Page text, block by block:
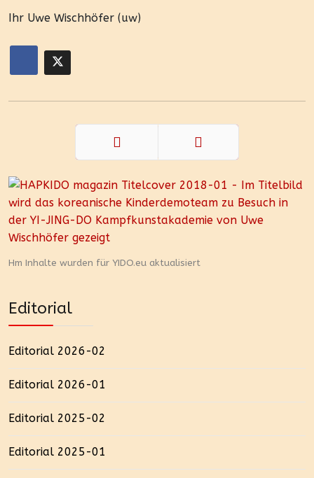
Ihr Uwe Wischhöfer (uw)
Hm Inhalte wurden für YIDO.eu aktualisiert
Editorial
Editorial 2026-02
Editorial 2026-01
Editorial 2025-02
Editorial 2025-01